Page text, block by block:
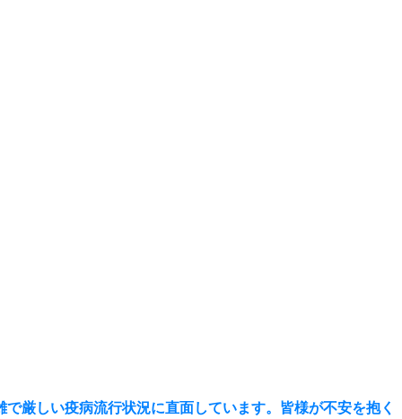
厳しい疫病流行状況に直面しています。皆様が不安を抱く